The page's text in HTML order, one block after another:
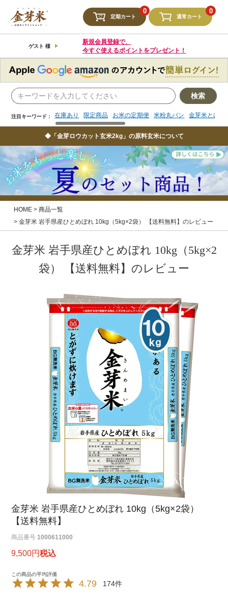
定期カート
0
通常カート
0
ゲスト 様
新規会員登録で、
今すぐ使えるポイントをプレゼント！
検索
注目キーワード： 在庫あり 限定商品 お米の定期便 米粉丸パン 金芽米とは
注目キーワード： 限定商品 お米の定期便 米粉丸パン 金芽米とは
◆「金芽ロウカット玄米2kg」の原料玄米について
HOME
商品一覧
金芽米 岩手県産ひとめぼれ 10kg（5kg×2袋） 【送料無料】のレビュー
金芽米 岩手県産ひとめぼれ 10kg（5kg×2
袋） 【送料無料】のレビュー
金芽米 岩手県産ひとめぼれ 10kg（5kg×2袋）
【送料無料】
商品番号 1000611000
9,500 税込
4.79 174